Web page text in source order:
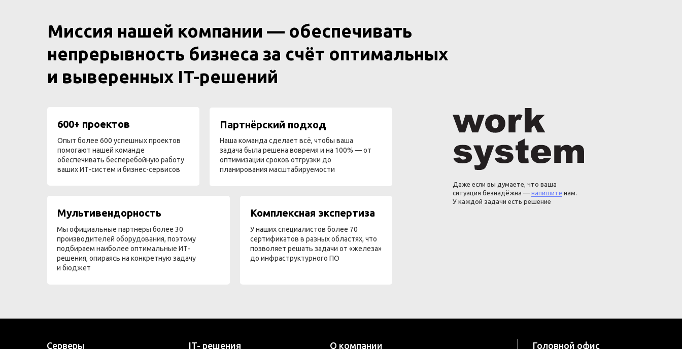
Миссия нашей компании — обеспечивать
непрерывность бизнеса за счёт оптимальных
и выверенных IT-решений
600+ проектов
Опыт более 600 успешных проектов
помогают нашей команде
обеспечивать бесперебойную работу
ваших ИТ-систем и бизнес-сервисов
Мультивендорность
Мы официальные партнеры более 30
производителей оборудования, поэтому
подбираем наиболее оптимальные ИТ-
решения, опираясь на конкретную задачу
и бюджет
Комплексная экспертиза
У наших специалистов более 70
сертификатов в разных областях, что
позволяет решать задачи от «железа»
до инфраструктурного ПО
Партнёрский подход
Наша команда сделает всё, чтобы ваша
задача была решена вовремя и на 100% — от
оптимизации сроков отгрузки до
планирования масштабируемости
Даже если вы думаете, что ваша
ситуация безнадёжна — напишите нам.
У каждой задачи есть решение
Головной офис
Серверы О компании
IT- решения